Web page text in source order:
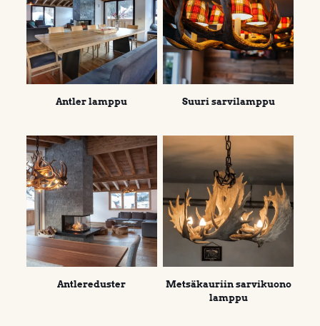
Antler lamppu Suuri sarvilamppu
Antlereduster
Metsäkauriin sarvikuono
lamppu